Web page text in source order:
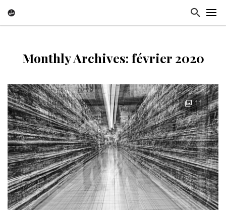
Monthly Archives: février 2020
11